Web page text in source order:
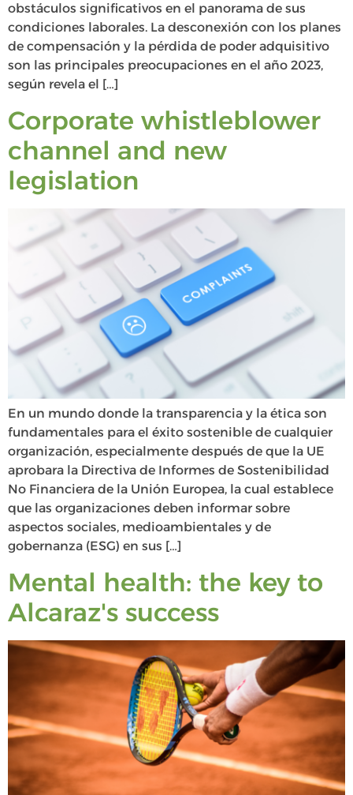
obstáculos significativos en el panorama de sus
condiciones laborales. La desconexión con los planes
de compensación y la pérdida de poder adquisitivo
son las principales preocupaciones en el año 2023,
según revela el […]
Corporate whistleblower
channel and new
legislation
En un mundo donde la transparencia y la ética son
fundamentales para el éxito sostenible de cualquier
organización, especialmente después de que la UE
aprobara la Directiva de Informes de Sostenibilidad
No Financiera de la Unión Europea, la cual establece
que las organizaciones deben informar sobre
aspectos sociales, medioambientales y de
gobernanza (ESG) en sus […]
Mental health: the key to
Alcaraz's success